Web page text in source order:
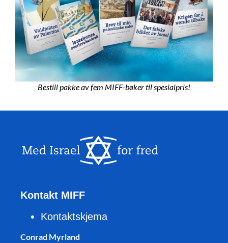
Bestill pakke av fem MIFF-bøker til spesialpris!
Kontakt MIFF
Kontaktskjema
Conrad Myrland